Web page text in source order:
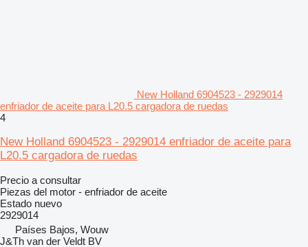
New Holland 6904523 - 2929014
enfriador de aceite para L20.5 cargadora de ruedas
4
New Holland 6904523 - 2929014 enfriador de aceite para
L20.5 cargadora de ruedas
Precio a consultar
Piezas del motor - enfriador de aceite
Estado nuevo
2929014
Países Bajos, Wouw
J&Th van der Veldt BV